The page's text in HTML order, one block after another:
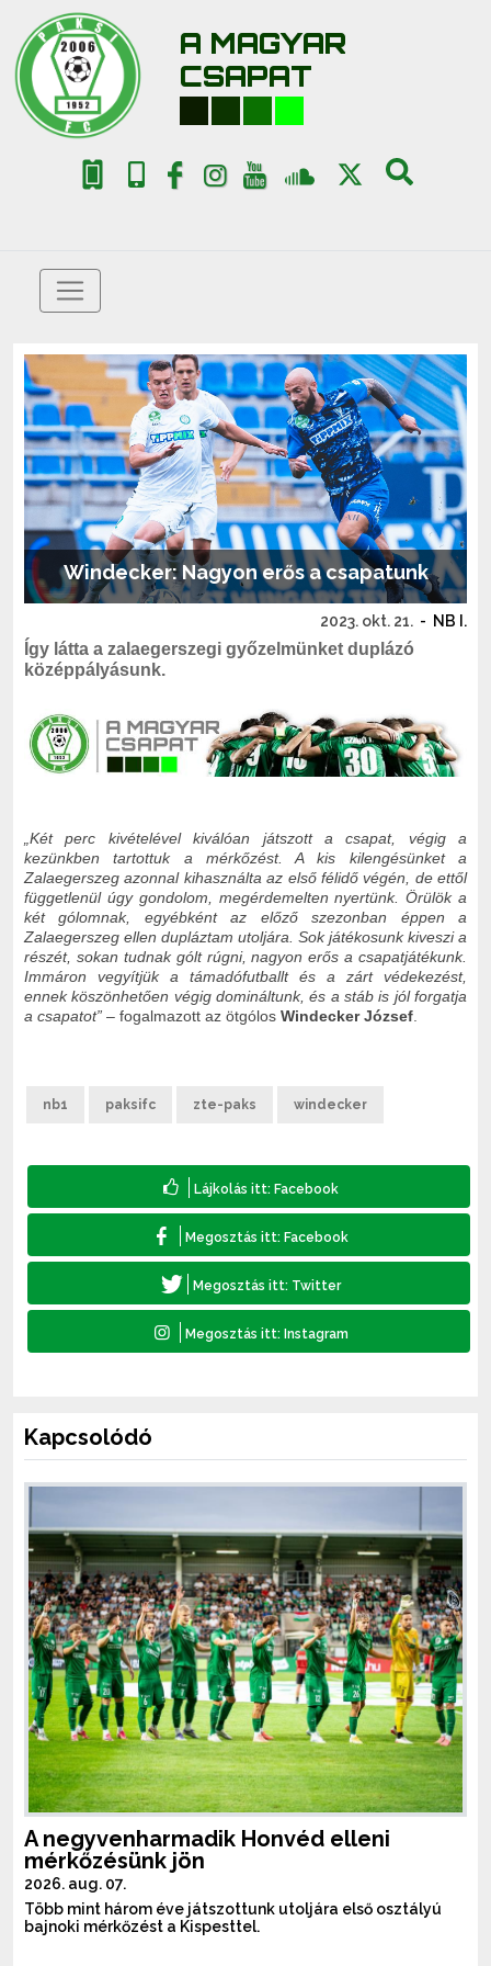
A MAGYAR
CSAPAT
Windecker: Nagyon erős a csapatunk
2023. okt. 21. - NB I.
Így látta a zalaegerszegi győzelmünket duplázó
középpályásunk.
„Két perc kivételével kiválóan játszott a csapat, végig a
kezünkben tartottuk a mérkőzést. A kis kilengésünket a
Zalaegerszeg azonnal kihasználta az első félidő végén, de ettől
függetlenül úgy gondolom, megérdemelten nyertünk. Örülök a
két gólomnak, egyébként az előző szezonban éppen a
Zalaegerszeg ellen dupláztam utoljára. Sok játékosunk kiveszi a
részét, sokan tudnak gólt rúgni, nagyon erős a csapatjátékunk.
Immáron vegyítjük a támadófutballt és a zárt védekezést,
ennek köszönhetően végig domináltunk, és a stáb is jól forgatja
a csapatot” – fogalmazott az ötgólos Windecker József.
nb1 paksifc zte-paks windecker
Kapcsolódó
A negyvenharmadik Honvéd elleni
mérkőzésünk jön
2026. aug. 07.
Több mint három éve játszottunk utoljára első osztályú
bajnoki mérkőzést a Kispesttel.